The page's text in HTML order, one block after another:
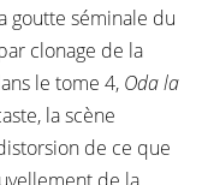
goutte séminale du
clonage de la
le tome 4, Oda la
la scène
de ce que